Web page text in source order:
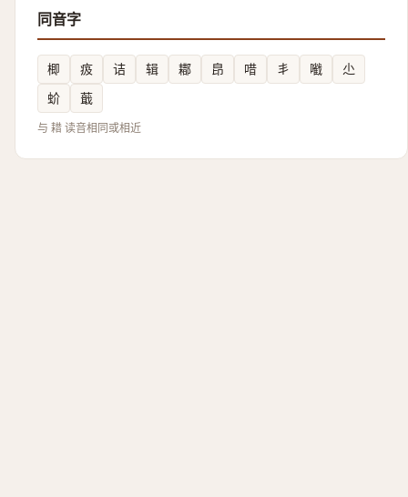
同音字
楖 㽺 诘 辑 䣢 皍 唶 丯 㘍
尐
蚧
蕺
与 耤 读音相同或相近